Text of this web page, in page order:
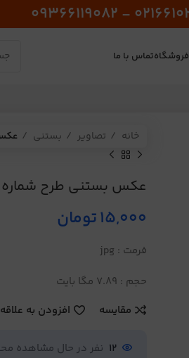
فروشگاهتماس با ما
خانه تصاویر بستنی
عکس بستنی طرح شماره 45
15,000تومان
فرمت : jpg
حجم : 7.89 مگا بایت
مقایسه
افزودن به
12 نفر در حال مشاهده